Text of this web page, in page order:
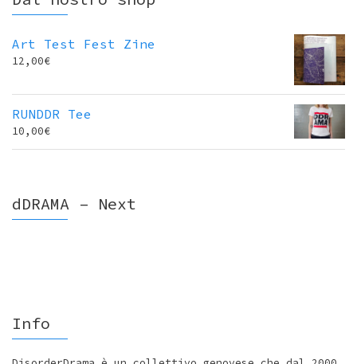
Art Test Fest Zine
12,00€
RUNDDR Tee
10,00€
dDRAMA – Next
Info